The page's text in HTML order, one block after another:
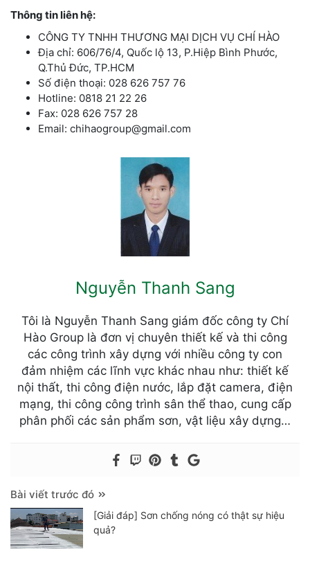
Thông tin liên hệ:
CÔNG TY TNHH THƯƠNG MẠI DỊCH VỤ CHÍ HÀO
Địa chỉ: 606/76/4, Quốc lộ 13, P.Hiệp Bình Phước,
Q.Thủ Đức, TP.HCM
Số điện thoại: 028 626 757 76
Hotline: 0818 21 22 26
Fax: 028 626 757 28
Email: chihaogroup@gmail.com
Nguyễn Thanh Sang
Tôi là Nguyễn Thanh Sang giám đốc công ty Chí
Hào Group là đơn vị chuyên thiết kế và thi công
các công trình xây dựng với nhiều công ty con
đảm nhiệm các lĩnh vực khác nhau như: thiết kế
nội thất, thi công điện nước, lắp đặt camera, điện
mạng, thi công công trình sân thể thao, cung cấp
phân phối các sản phẩm sơn, vật liệu xây dựng…
Bài viết trước đó
[Giải đáp] Sơn chống nóng có thật sự hiệu
quả?